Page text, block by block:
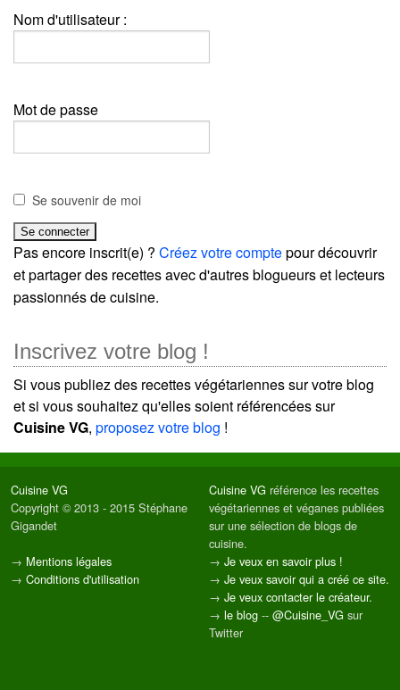
Nom d'utilisateur :
Mot de passe
Se souvenir de moi
Pas encore inscrit(e) ? Créez votre comptepour découvrir
et partager des recettes avec d'autres blogueurs et lecteurs
passionnés de cuisine.
Inscrivez votre blog !
Si vous publiez des recettes végétariennes sur votre blog
et si vous souhaitez qu'elles soient référencées sur
Cuisine VG, proposez votre blog !
Cuisine VG
Copyright © 2013 - 2015 Stéphane
Gigandet
→ Mentions légales
→ Conditions d'utilisation
Cuisine VG référence les recettes
végétariennes et véganes publiées
sur une sélection de blogs de
cuisine.
→ Je veux en savoir plus !
→ Je veux savoir qui a créé ce site.
→ Je veux contacter le créateur.
→ le blog -- @Cuisine_VG sur
Twitter